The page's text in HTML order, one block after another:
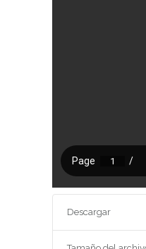
Descargar